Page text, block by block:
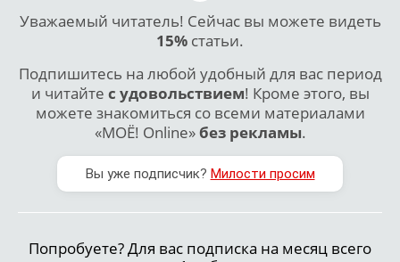
Уважаемый читатель! Сейчас вы можете видеть
15% статьи.
Подпишитесь на любой удобный для вас период
и читайте с удовольствием! Кроме этого, вы
можете знакомиться со всеми материалами
«МОЁ! Online»без рекламы.
Вы уже подписчик? Милости просим
Попробуете? Для вас подписка на месяц всего